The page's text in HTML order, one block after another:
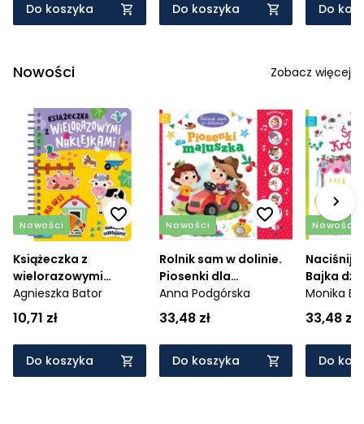
Do koszyka Do koszyka Do
Nowości Zobacz więcej
Nowości
Książeczka z
wielorazowymi
naklejkami. Na wsi.
Naklejam, odklejam!
Agnieszka Bator
10,71 zł
Do koszyka
Nowości
Rolnik sam w dolinie.
Piosenki dla
maluszka. Słuchaj i
śpiewaj!
Anna Podgórska
33,48 zł
Do koszyka
Nowości
Naciśnij i
Bajka
Śpiąca
Monika
33,48 zł
Do